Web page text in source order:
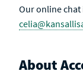
Our online chat
About